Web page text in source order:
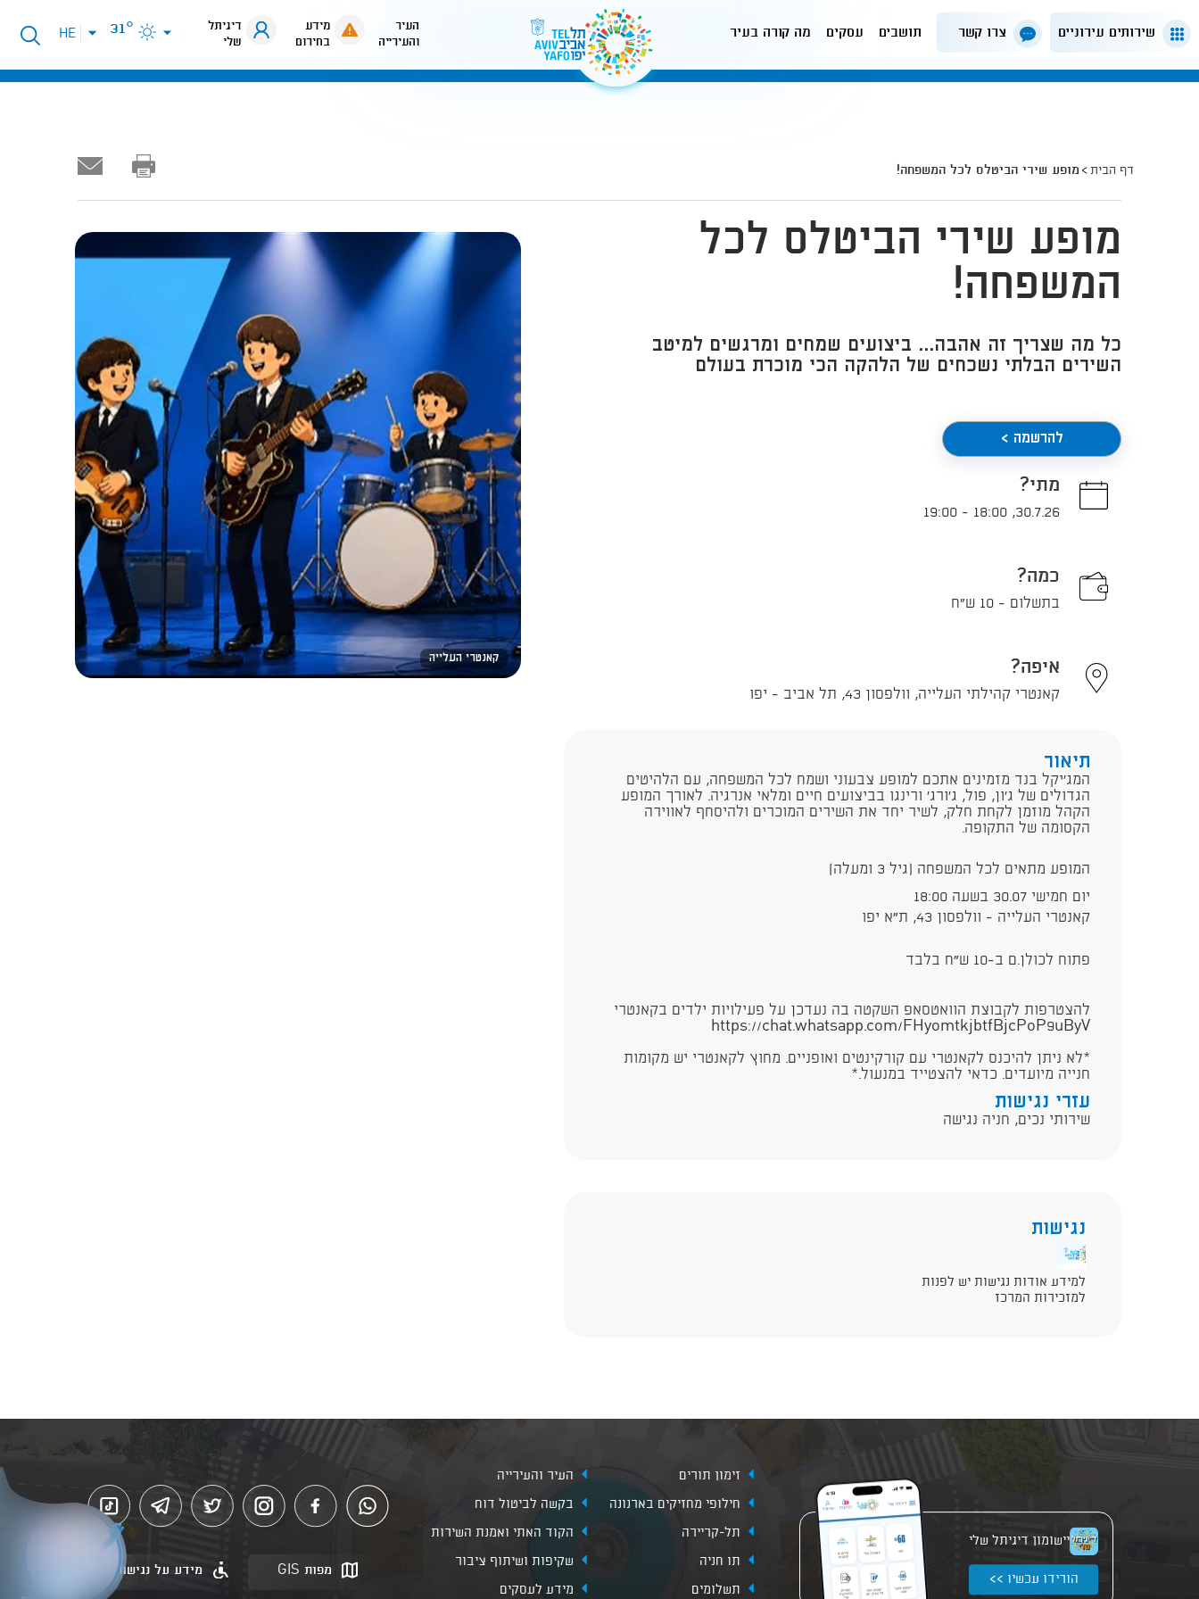
שירותים עירוניים צרו קשר תושבים עסקים מה קורה בעיר
העיר
והעירייה
מידע
בחירום
דיגיתל
שלי
31°
פתיחת
תפריט
HE
דף הבית מופע שירי הביטלס לכל המשפחה!
קאנטרי העלייה
מופע שירי הביטלס לכל
המשפחה!
כל מה שצריך זה אהבה... ביצועים שמחים ומרגשים למיטב
השירים הבלתי נשכחים של הלהקה הכי מוכרת בעולם
להרשמה >
מתי?
30.7.26
,
18:00
-
19:00
כמה?
בתשלום - 10 ש"ח
איפה?
קאנטרי קהילתי העלייה, וולפסון 43, תל אביב - יפו
תיאור
המג'יקל בנד מזמינים אתכם למופע צבעוני ושמח לכל המשפחה, עם הלהיטים
הגדולים של ג'ון, פול, ג'ורג' ורינגו בביצועים חיים ומלאי אנרגיה. לאורך המופע
הקהל מוזמן לקחת חלק, לשיר יחד את השירים המוכרים ולהיסחף לאווירה
הקסומה של התקופה.
המופע מתאים לכל המשפחה (גיל 3 ומעלה)
יום חמישי 30.07 בשעה 18:00
קאנטרי העלייה - וולפסון 43, ת״א יפו
פתוח לכולן.ם ב-10 ש״ח בלבד
להצטרפות לקבוצת הוואטסאפ השקטה בה נעדכן על פעילויות ילדים בקאנטרי
https://chat.whatsapp.com/FHyomtkjbtfBjcPoP9uByV
*לא ניתן להיכנס לקאנטרי עם קורקינטים ואופניים. מחוץ לקאנטרי יש מקומות
חנייה מיועדים. כדאי להצטייד במנעול.*
עזרי נגישות
שירותי נכים, חניה נגישה
נגישות
למידע אודות נגישות יש לפנות
למזכירות המרכז
יישומון דיגיתל שלי
הורידו עכשיו >>
זימון תורים
העיר והעירייה
חילופי מחזיקים בארנונה
בקשה לביטול דוח
תל-קריירה
הקוד האתי ואמנת השירות
תו חניה
שקיפות ושיתוף ציבור
תשלומים
מידע לעסקים
מפות GIS מידע על נגישות